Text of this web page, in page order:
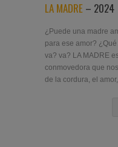
LA MADRE – 2024
¿Puede una madre
para ese amor?
va? va? LA MADRE
conmovedora que
de la cordura, el